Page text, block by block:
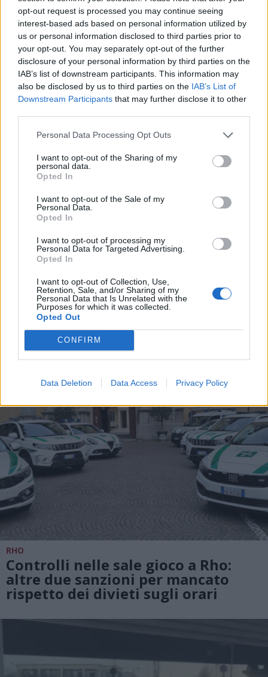
opt-out request is processed you may continue seeing
interest-based ads based on personal information utilized by
us or personal information disclosed to third parties prior to
your opt-out. You may separately opt-out of the further
disclosure of your personal information by third parties on the
IAB’s list of downstream participants. This information may
also be disclosed by us to third parties on the IAB’s List of
Downstream Participants that may further disclose it to other
Personal Data Processing Opt Outs
I want to opt-out of the Sharing of my
personal data.
Opted In
I want to opt-out of the Sale of my
Personal Data.
Opted In
I want to opt-out of processing my
Personal Data for Targeted Advertising.
Opted In
I want to opt-out of Collection, Use,
Retention, Sale, and/or Sharing of my
Personal Data that Is Unrelated with the
Purposes for which it was collected.
Opted Out
CONFIRM
Data Deletion Data Access Privacy Policy
RHO
Terrorizza la zia per denaro con
croci nere e segni del demonio:
51enne arrestato a Rho
Colleziona undici sanzioni a Rho
per transito con semaforo rosso:
pagate 1.480 euro
RHO
Controlli nelle sale gioco a Rho:
altre due sanzioni per mancato
rispetto dei divieti sugli orari